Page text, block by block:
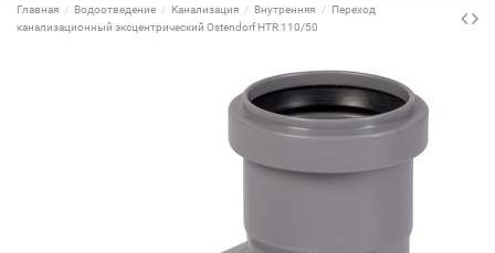
Главная Водоотведение Канализация Внутренняя
Переход
канализационный эксцентрический Ostendorf HTR 110/50